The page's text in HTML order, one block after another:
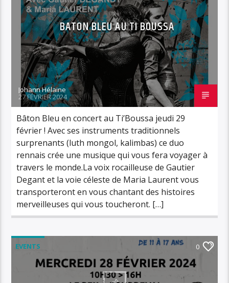
BATON BLEU AU TI BOUSSA
Johann Hélaine
27 FÉVRIER 2024
Bâton Bleu en concert au Ti’Boussa jeudi 29
février ! Avec ses instruments traditionnels
surprenants (luth mongol, kalimbas) ce duo
rennais crée une musique qui vous fera voyager à
travers le monde.La voix rocailleuse de Gautier
Degant et la voie céleste de Maria Laurent vous
transporteront en vous chantant des histoires
merveilleuses qui vous toucheront. […]
EVENTS 0